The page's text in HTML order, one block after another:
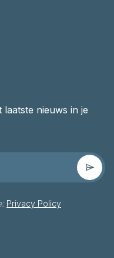
nieuws in je
Privacy Policy